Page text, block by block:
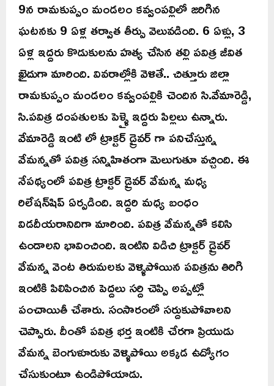
9న రామకుప్పం మండలం కవ్వంపల్లిలో జరిగిన
ఘటనకు 9 ఏళ్ల తర్వాత తీర్పు వెలువడింది. 6 ఏళ్లు, 3
ఏళ్ల ఇద్దరు కొడుకులను హత్య చేసిన తల్లి పవిత్ర జీవిత
ఖైదుగా మారింది. వివరాల్లోకి వెళితే.. చిత్తూరు జిల్లా
రామకుప్పం మండలం కవ్వంపల్లికి చెందిన సి.వేమారెడ్డి,
సి.పవిత్ర దంపతులకు పెళ్ళై ఇద్దరు పిల్లలు ఉన్నారు.
వేమారెడ్డి ఇంటి లో ట్రాక్టర్ డ్రైవర్ గా పనిచేస్తున్న
వేమన్నతో పవిత్ర సన్నిహితంగా మెలుగుతూ వచ్చింది. ఈ
నేపథ్యంలో పవిత్ర ట్రాక్టర్ డ్రైవర్ వేమన్న మధ్య
రిలేషన్‌షిప్ ఏర్పడింది. ఇద్దరి మధ్య బంధం
విడదీయరానిదిగా మారింది. పవిత్ర వేమన్నతో కలిసి
ఉండాలని భావించింది. ఇంటిని విడిచి ట్రాక్టర్ డ్రైవర్
వేమన్న వెంట తిరుమలకు వెళ్ళిపోయిన పవిత్రను తిరిగి
ఇంటికి పిలిపించిన పెద్దలు సర్ది చెప్పి అప్పట్లో
పంచాయితీ చేశారు. సంసారంలో సర్దుకుపోవాలని
చెప్పారు. దీంతో పవిత్ర భర్త ఇంటికి చేరగా ప్రియుడు
వేమన్న బెంగుళూరుకు వెళ్ళిపోయి అక్కడ ఉద్యోగం
చేసుకుంటూ ఉండిపోయాడు.